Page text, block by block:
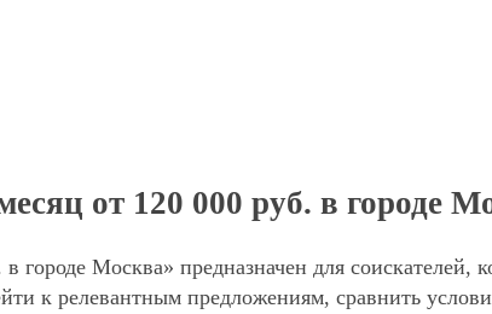
от 120 000 руб. в городе
городе Москва» предназначен для
к релевантным предложениям, сравнить